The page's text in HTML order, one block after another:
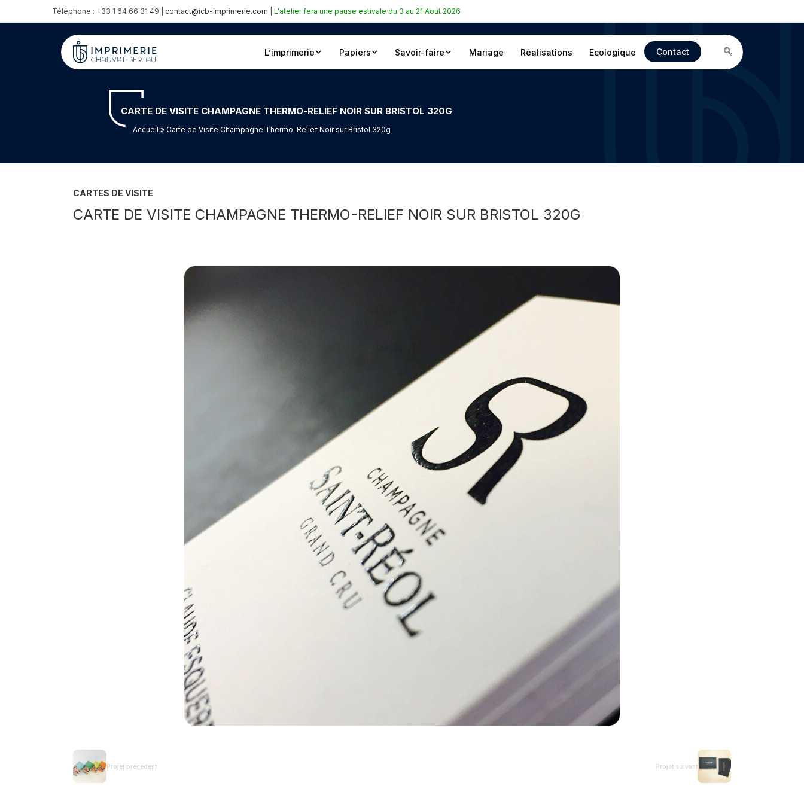
Téléphone : +33 1 64 66 31 49 | contact@icb-imprimerie.com L'atelier fera une pause estivale du 3 au 21 Aout 2026
L’imprimerie Papiers Savoir-faire Mariage Réalisations Ecologique Contact
CARTE DE VISITE CHAMPAGNE THERMO-RELIEF NOIR SUR BRISTOL 320G
Accueil » Carte de Visite Champagne Thermo-Relief Noir sur Bristol 320g
CARTES DE VISITE
CARTE DE VISITE CHAMPAGNE THERMO-RELIEF NOIR SUR BRISTOL 320G
Projet précédent Projet suivant